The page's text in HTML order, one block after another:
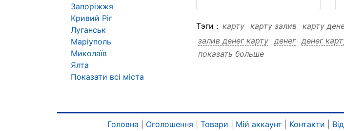
Тэги : карту карту залив карту
залив денег карту денег денег
показать больше
Запоріжжя
Кривий Ріг
Луганськ
Маріуполь
Миколаїв
Ялта
Показати всі міста
Головна Оголошення Товари Мій аккаунт Контакти